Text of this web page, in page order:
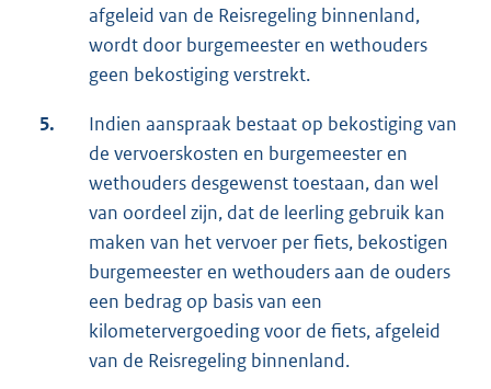
afgeleid van de Reisregeling binnenland,
wordt door burgemeester en wethouders
geen bekostiging verstrekt.
5.
Indien aanspraak bestaat op bekostiging van
de vervoerskosten en burgemeester en
wethouders desgewenst toestaan, dan wel
van oordeel zijn, dat de leerling gebruik kan
maken van het vervoer per fiets, bekostigen
burgemeester en wethouders aan de ouders
een bedrag op basis van een
kilometervergoeding voor de fiets, afgeleid
van de Reisregeling binnenland.